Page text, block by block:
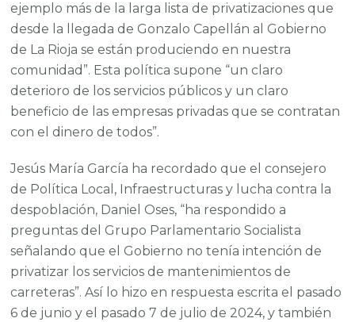
ejemplo más de la larga lista de privatizaciones que
desde la llegada de Gonzalo Capellán al Gobierno
de La Rioja se están produciendo en nuestra
comunidad”. Esta política supone “un claro
deterioro de los servicios públicos y un claro
beneficio de las empresas privadas que se contratan
con el dinero de todos”.
Jesús María García ha recordado que el consejero
de Política Local, Infraestructuras y lucha contra la
despoblación, Daniel Oses, “ha respondido a
preguntas del Grupo Parlamentario Socialista
señalando que el Gobierno no tenía intención de
privatizar los servicios de mantenimientos de
carreteras”. Así lo hizo en respuesta escrita el pasado
6 de junio y el pasado 7 de julio de 2024, y también